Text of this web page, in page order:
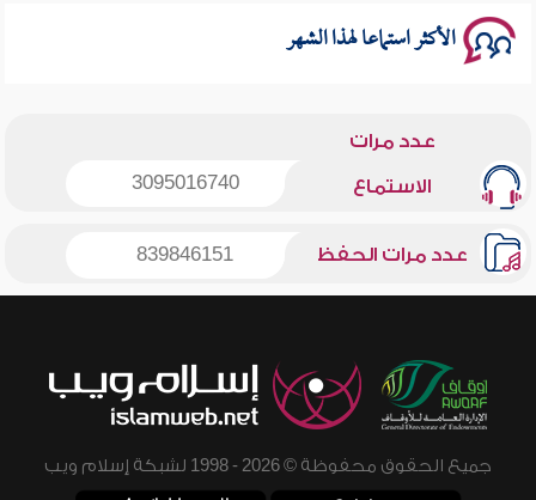
الأكثر استماعا لهذا الشهر
عدد مرات
الاستماع 3095016740
عدد مرات الحفظ 839846151
جميع الحقوق محفوظة © 2026 - 1998 لشبكة إسلام ويب